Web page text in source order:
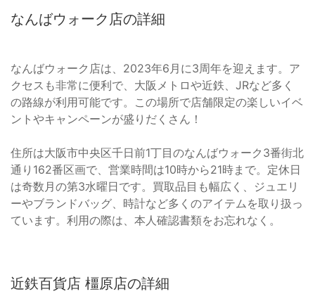
なんばウォーク店の詳細
なんばウォーク店は、2023年6月に3周年を迎えます。ア
クセスも非常に便利で、大阪メトロや近鉄、JRなど多く
の路線が利用可能です。この場所で店舗限定の楽しいイベ
ントやキャンペーンが盛りだくさん！
住所は大阪市中央区千日前1丁目のなんばウォーク3番街北
通り162番区画で、営業時間は10時から21時まで。定休日
は奇数月の第3水曜日です。買取品目も幅広く、ジュエリ
ーやブランドバッグ、時計など多くのアイテムを取り扱っ
ています。利用の際は、本人確認書類をお忘れなく。
近鉄百貨店 橿原店の詳細